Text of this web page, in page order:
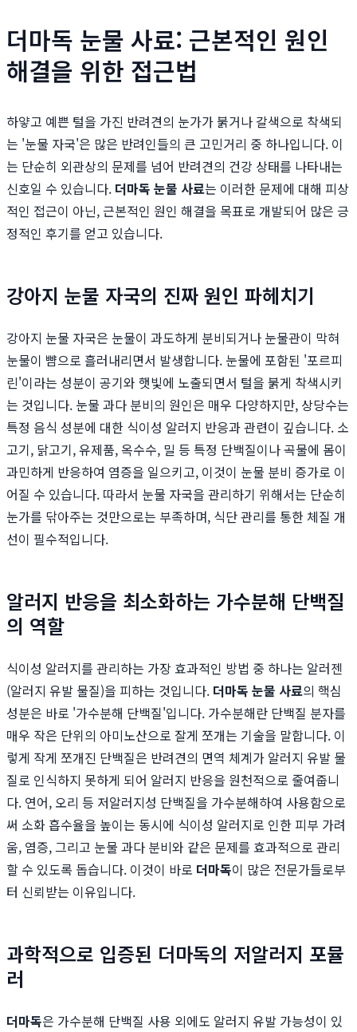
더마독 눈물 사료: 근본적인 원인
해결을 위한 접근법
하얗고 예쁜 털을 가진 반려견의 눈가가 붉거나 갈색으로 착색되
는 '눈물 자국'은 많은 반려인들의 큰 고민거리 중 하나입니다. 이
는 단순히 외관상의 문제를 넘어 반려견의 건강 상태를 나타내는
신호일 수 있습니다. 더마독 눈물 사료는 이러한 문제에 대해 피상
적인 접근이 아닌, 근본적인 원인 해결을 목표로 개발되어 많은 긍
정적인 후기를 얻고 있습니다.
강아지 눈물 자국의 진짜 원인 파헤치기
강아지 눈물 자국은 눈물이 과도하게 분비되거나 눈물관이 막혀
눈물이 뺨으로 흘러내리면서 발생합니다. 눈물에 포함된 '포르피
린'이라는 성분이 공기와 햇빛에 노출되면서 털을 붉게 착색시키
는 것입니다. 눈물 과다 분비의 원인은 매우 다양하지만, 상당수는
특정 음식 성분에 대한 식이성 알러지 반응과 관련이 깊습니다. 소
고기, 닭고기, 유제품, 옥수수, 밀 등 특정 단백질이나 곡물에 몸이
과민하게 반응하여 염증을 일으키고, 이것이 눈물 분비 증가로 이
어질 수 있습니다. 따라서 눈물 자국을 관리하기 위해서는 단순히
눈가를 닦아주는 것만으로는 부족하며, 식단 관리를 통한 체질 개
선이 필수적입니다.
알러지 반응을 최소화하는 가수분해 단백질
의 역할
식이성 알러지를 관리하는 가장 효과적인 방법 중 하나는 알러젠
(알러지 유발 물질)을 피하는 것입니다. 더마독 눈물 사료의 핵심
성분은 바로 '가수분해 단백질'입니다. 가수분해란 단백질 분자를
매우 작은 단위의 아미노산으로 잘게 쪼개는 기술을 말합니다. 이
렇게 작게 쪼개진 단백질은 반려견의 면역 체계가 알러지 유발 물
질로 인식하지 못하게 되어 알러지 반응을 원천적으로 줄여줍니
다. 연어, 오리 등 저알러지성 단백질을 가수분해하여 사용함으로
써 소화 흡수율을 높이는 동시에 식이성 알러지로 인한 피부 가려
움, 염증, 그리고 눈물 과다 분비와 같은 문제를 효과적으로 관리
할 수 있도록 돕습니다. 이것이 바로 더마독이 많은 전문가들로부
터 신뢰받는 이유입니다.
과학적으로 입증된 더마독의 저알러지 포뮬
러
더마독은 가수분해 단백질 사용 외에도 알러지 유발 가능성이 있